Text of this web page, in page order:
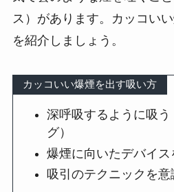
ス）があります。カッコい
を紹介しましょう。
カッコいい爆煙を出す吸い方
深呼吸するように吸
グ）
爆煙に向いたデバイス
吸引のテクニックを意